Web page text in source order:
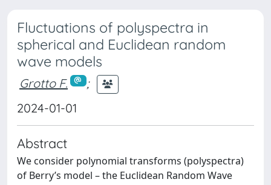
Fluctuations of polyspectra in
spherical and Euclidean random
wave models
Grotto F.
;
2024-01-01
Abstract
We consider polynomial transforms (polyspectra)
of Berry’s model – the Euclidean Random Wave